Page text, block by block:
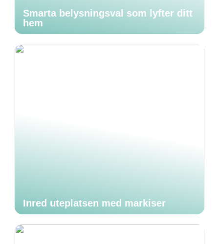
Smarta belysningsval som lyfter ditt
hem
Inred uteplatsen med markiser